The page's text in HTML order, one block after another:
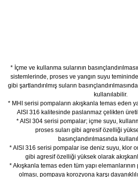
* İçme ve kullanma sularının
sistemlerinde, proses ve yangın suyu
gibi şartlandırılmış suların
kullanılabilir.
* MHI serisi pompaların akışkanla temas eden
AISI 316 kalitesinde paslanmaz çelikten
* AISI 304 serisi pompalar; içme suyu,
proses suları gibi agresif özelliği
basınçlandırılmasında
* AISI 316 serisi pompalar ise deniz suyu, klor
gibi agresif özelliği yüksek olarak
* Akışkanla temas eden tüm yapı
olması, pompaya korozyona karşı